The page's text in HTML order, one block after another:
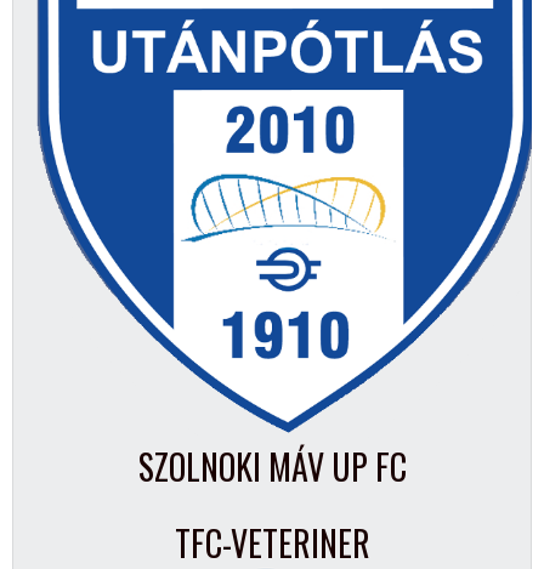
SZOLNOKI MÁV UP FC
TFC-VETERINER